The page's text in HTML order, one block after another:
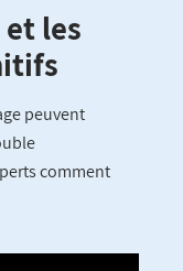
et les
peuvent
comment